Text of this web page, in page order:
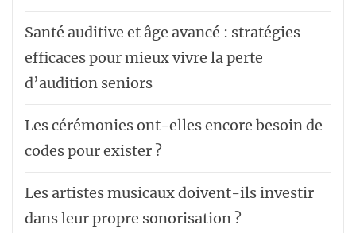
Santé auditive et âge avancé : stratégies
efficaces pour mieux vivre la perte
d’audition seniors
Les cérémonies ont-elles encore besoin de
codes pour exister ?
Les artistes musicaux doivent-ils investir
dans leur propre sonorisation ?